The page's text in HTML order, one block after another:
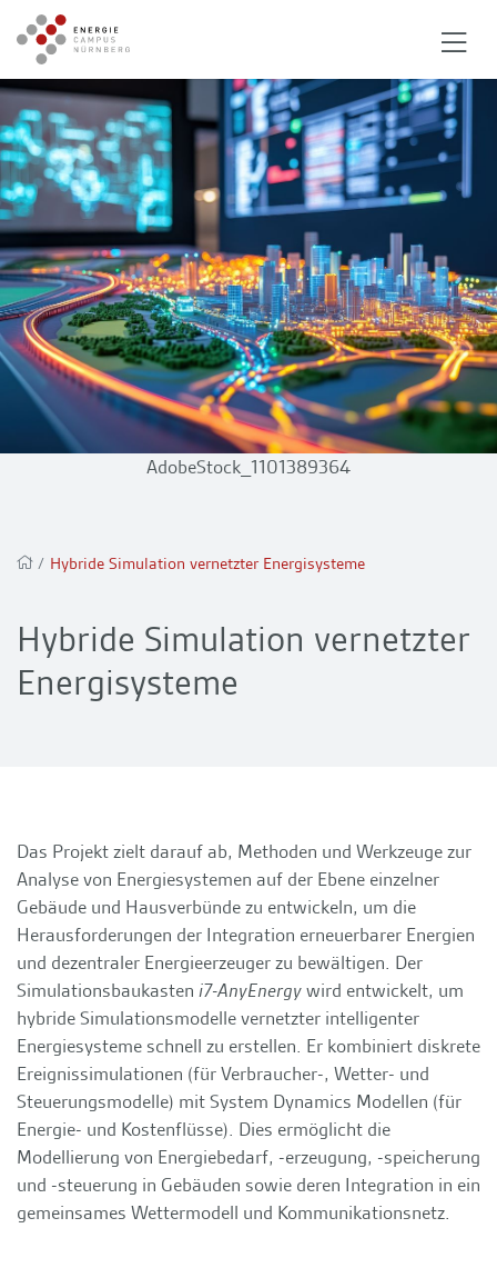
/ Hybride Simulation vernetzter Energisysteme
Hybride Simulation vernetzter
Energisysteme
AdobeStock_1101389364
Das Projekt zielt darauf ab, Methoden und Werkzeuge zur
Analyse von Energiesystemen auf der Ebene einzelner
Gebäude und Hausverbünde zu entwickeln, um die
Herausforderungen der Integration erneuerbarer Energien
und dezentraler Energieerzeuger zu bewältigen. Der
Simulationsbaukasten i7-AnyEnergywird entwickelt, um
hybride Simulationsmodelle vernetzter intelligenter
Energiesysteme schnell zu erstellen. Er kombiniert diskrete
Ereignissimulationen (für Verbraucher-, Wetter- und
Steuerungsmodelle) mit System Dynamics Modellen (für
Energie- und Kostenflüsse). Dies ermöglicht die
Modellierung von Energiebedarf, -erzeugung, -speicherung
und -steuerung in Gebäuden sowie deren Integration in ein
gemeinsames Wettermodell und Kommunikationsnetz.